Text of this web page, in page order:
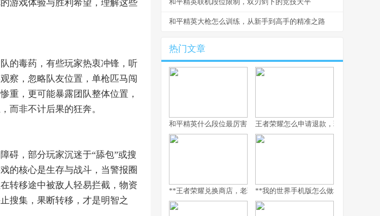
游戏体验与胜利希望，理解这些
的毒药，有些玩家热衷冲锋，听
察，忽略队友位置，单枪匹马闯
重，更可能暴露团队整体位置，
而非不计后果的狂奔。
碍，部分玩家沉迷于“舔包”或搜
的核心是生存与战斗，当警报圈
转移途中被敌人轻易拦截，物资
搜集，果断转移，才是明智之
和平精英联机段位限制，双刃剑下的竞技天平
和平精英大枪怎么训练，从新手到高手的精准之路
热门文章
和平精英什么段位最厉害，探寻段位背后的实力真相，副标题，巅
王者荣耀怎么申请退款，玩家权益守
**王者荣耀兑换商店，老玩家的策略与情怀之地，副标题，积攒与
**我的世界手机版怎么做地狱门，手机